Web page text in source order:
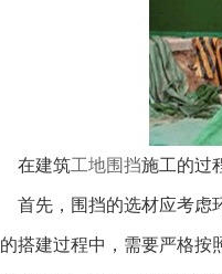
在建筑工地围挡施工的过
首先，围挡的选材应考虑
的搭建过程中，需要严格按